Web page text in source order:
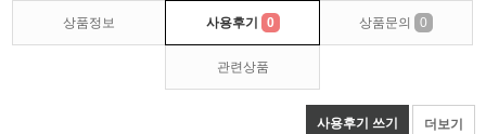
상품정보 사용후기 0 상품문의 0
관련상품
사용후기 쓰기 더보기